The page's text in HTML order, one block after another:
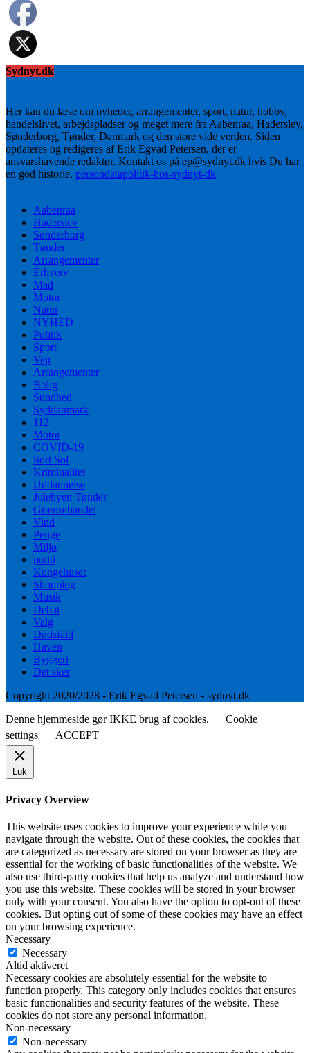
Sydnyt.dk
Her kan du læse om nyheder, arrangementer, sport, natur, hobby,
handelslivet, arbejdspladser og meget mere fra Aabenraa, Haderslev,
Sønderborg, Tønder, Danmark og den store vide verden. Siden
opdateres og redigeres af Erik Egvad Petersen, der er
ansvarshavende redaktør. Kontakt os på ep@sydnyt.dk hvis Du har
en god historie. persondatapolitik-hos-sydnyt-dk
Aabenraa
Haderslev
Sønderborg
Tønder
Arrangementer
Erhverv
Mad
Motor
Natur
NYHED
Politik
Sport
Vejr
Arrangementer
Bolig
Sundhed
Syddanmark
112
Motor
COVID-19
Sort Sol
Kriminalitet
Uddannelse
Julebyen Tønder
Grænsehandel
Vind
Penge
Miljø
politi
Kongehuset
Shopping
Musik
Debat
Valg
Dødsfald
Haven
Byggeri
Det sker
Copyright 2020/2028 - Erik Egvad Petersen - sydnyt.dk
Denne hjemmeside gør IKKE brug af cookies.
Cookie
settings
ACCEPT
Luk
Privacy Overview
This website uses cookies to improve your experience while you
navigate through the website. Out of these cookies, the cookies that
are categorized as necessary are stored on your browser as they are
essential for the working of basic functionalities of the website. We
also use third-party cookies that help us analyze and understand how
you use this website. These cookies will be stored in your browser
only with your consent. You also have the option to opt-out of these
cookies. But opting out of some of these cookies may have an effect
on your browsing experience.
Necessary
Necessary
Altid aktiveret
Necessary cookies are absolutely essential for the website to
function properly. This category only includes cookies that ensures
basic functionalities and security features of the website. These
cookies do not store any personal information.
Non-necessary
Non-necessary